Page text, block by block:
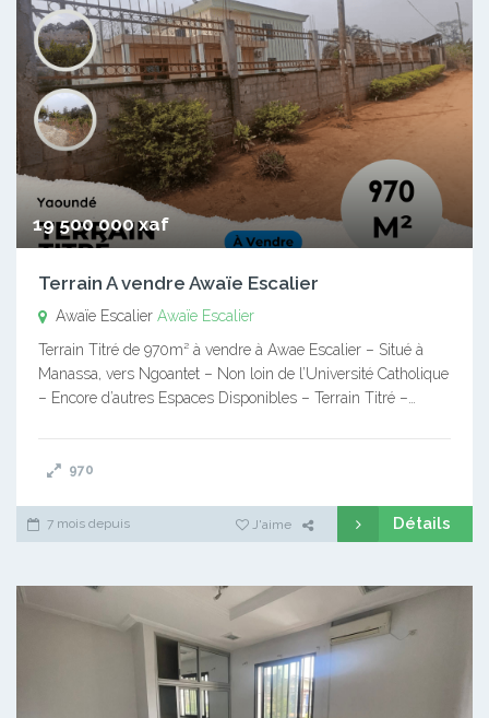
19 500 000 xaf
Terrain A vendre Awaïe Escalier
Awaïe Escalier Awaïe Escalier
Terrain Titré de 970m² à vendre à Awae Escalier – Situé à
Manassa, vers Ngoantet – Non loin de l’Université Catholique
– Encore d’autres Espaces Disponibles – Terrain Titré –…
970
7 mois depuis J'aime Détails